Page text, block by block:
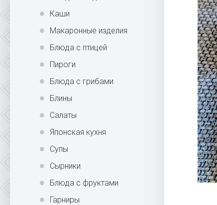
Каши
Макаронные изделия
Блюда с птицей
Пироги
Блюда с грибами
Блины
Салаты
Японская кухня
Супы
Сырники
Блюда с фруктами
Гарниры